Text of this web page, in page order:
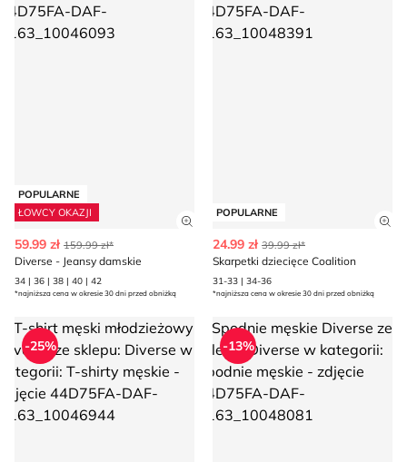
POPULARNE
ŁOWCY OKAZJI
Zobacz szczegóły produktu
59.99 zł 159.99 zł*
Diverse - Jeansy damskie
34 | 36 | 38 | 40 | 42
*najniższa cena w okresie 30 dni przed obniżką
POPULARNE
24.99 zł 39.99 zł*
Skarpetki dziecięce Coalition
31-33 | 34-36
*najniższa cena w okresie 30 dni przed obniżką
shirt męski młodzieżowy Diverse
-25%
Spodnie męskie Diverse
-13%